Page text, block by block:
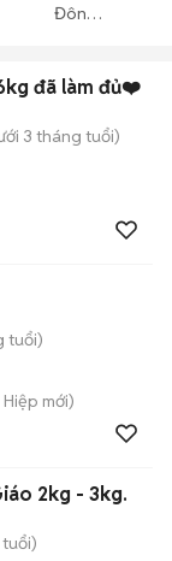
Đông
đã làm đủ❤️
3 tháng tuổi)
tuổi)
Hiệp mới)
2kg - 3kg.